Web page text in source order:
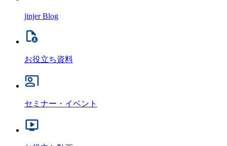
jinjer Blog
お役立ち資料
セミナー・イベント